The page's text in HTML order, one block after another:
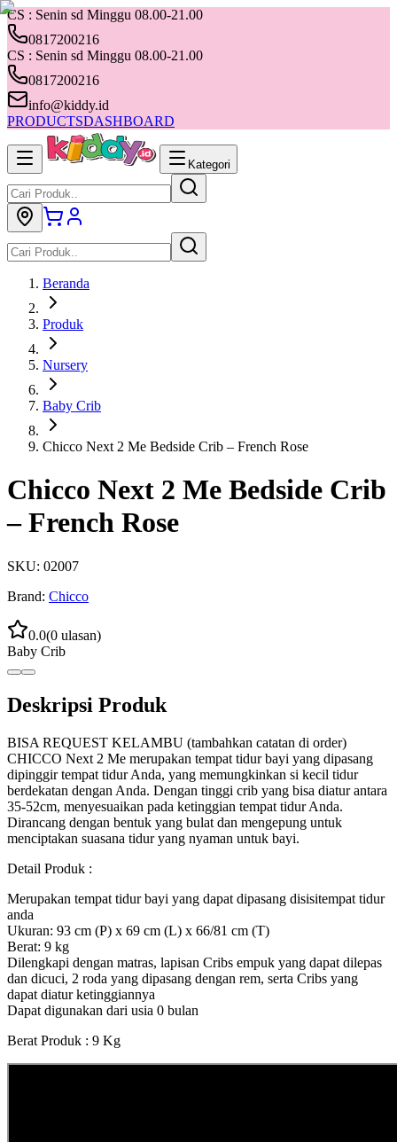
CS : Senin sd Minggu 08.00-21.00
0817200216
CS : Senin sd Minggu 08.00-21.00
0817200216
info@kiddy.id
PRODUCTSDASHBOARD
Kategori
Beranda
Produk
Nursery
Baby Crib
Chicco Next 2 Me Bedside Crib – French Rose
Chicco Next 2 Me Bedside Crib
– French Rose
SKU: 02007
Brand: Chicco
0.0(0 ulasan)
Baby Crib
Deskripsi Produk
BISA REQUEST KELAMBU (tambahkan catatan di order)
CHICCO Next 2 Me merupakan tempat tidur bayi yang dipasang
dipinggir tempat tidur Anda, yang memungkinkan si kecil tidur
berdekatan dengan Anda. Dengan tinggi crib yang bisa diatur antara
35-52cm, menyesuaikan pada ketinggian tempat tidur Anda.
Dirancang dengan bentuk yang bulat dan mengepung untuk
menciptakan suasana tidur yang nyaman untuk bayi.
Detail Produk :
Merupakan tempat tidur bayi yang dapat dipasang disisitempat tidur
anda
Ukuran: 93 cm (P) x 69 cm (L) x 66/81 cm (T)
Berat: 9 kg
Dilengkapi dengan matras, lapisan Cribs empuk yang dapat dilepas
dan dicuci, 2 roda yang dipasang dengan rem, serta Cribs yang
dapat diatur ketinggiannya
Dapat digunakan dari usia 0 bulan
Berat Produk : 9 Kg